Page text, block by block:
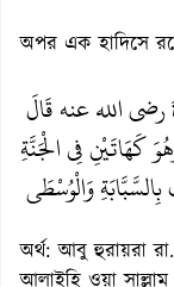
অপর এক হাদিসে
الله عنه قَالَ
كَهَاتَيْنِ فِي الْجَنَّةِ
وَالْوُسْطَى
অর্থ: আবু হুরায়রা রা.
আলাইহি ওয়া